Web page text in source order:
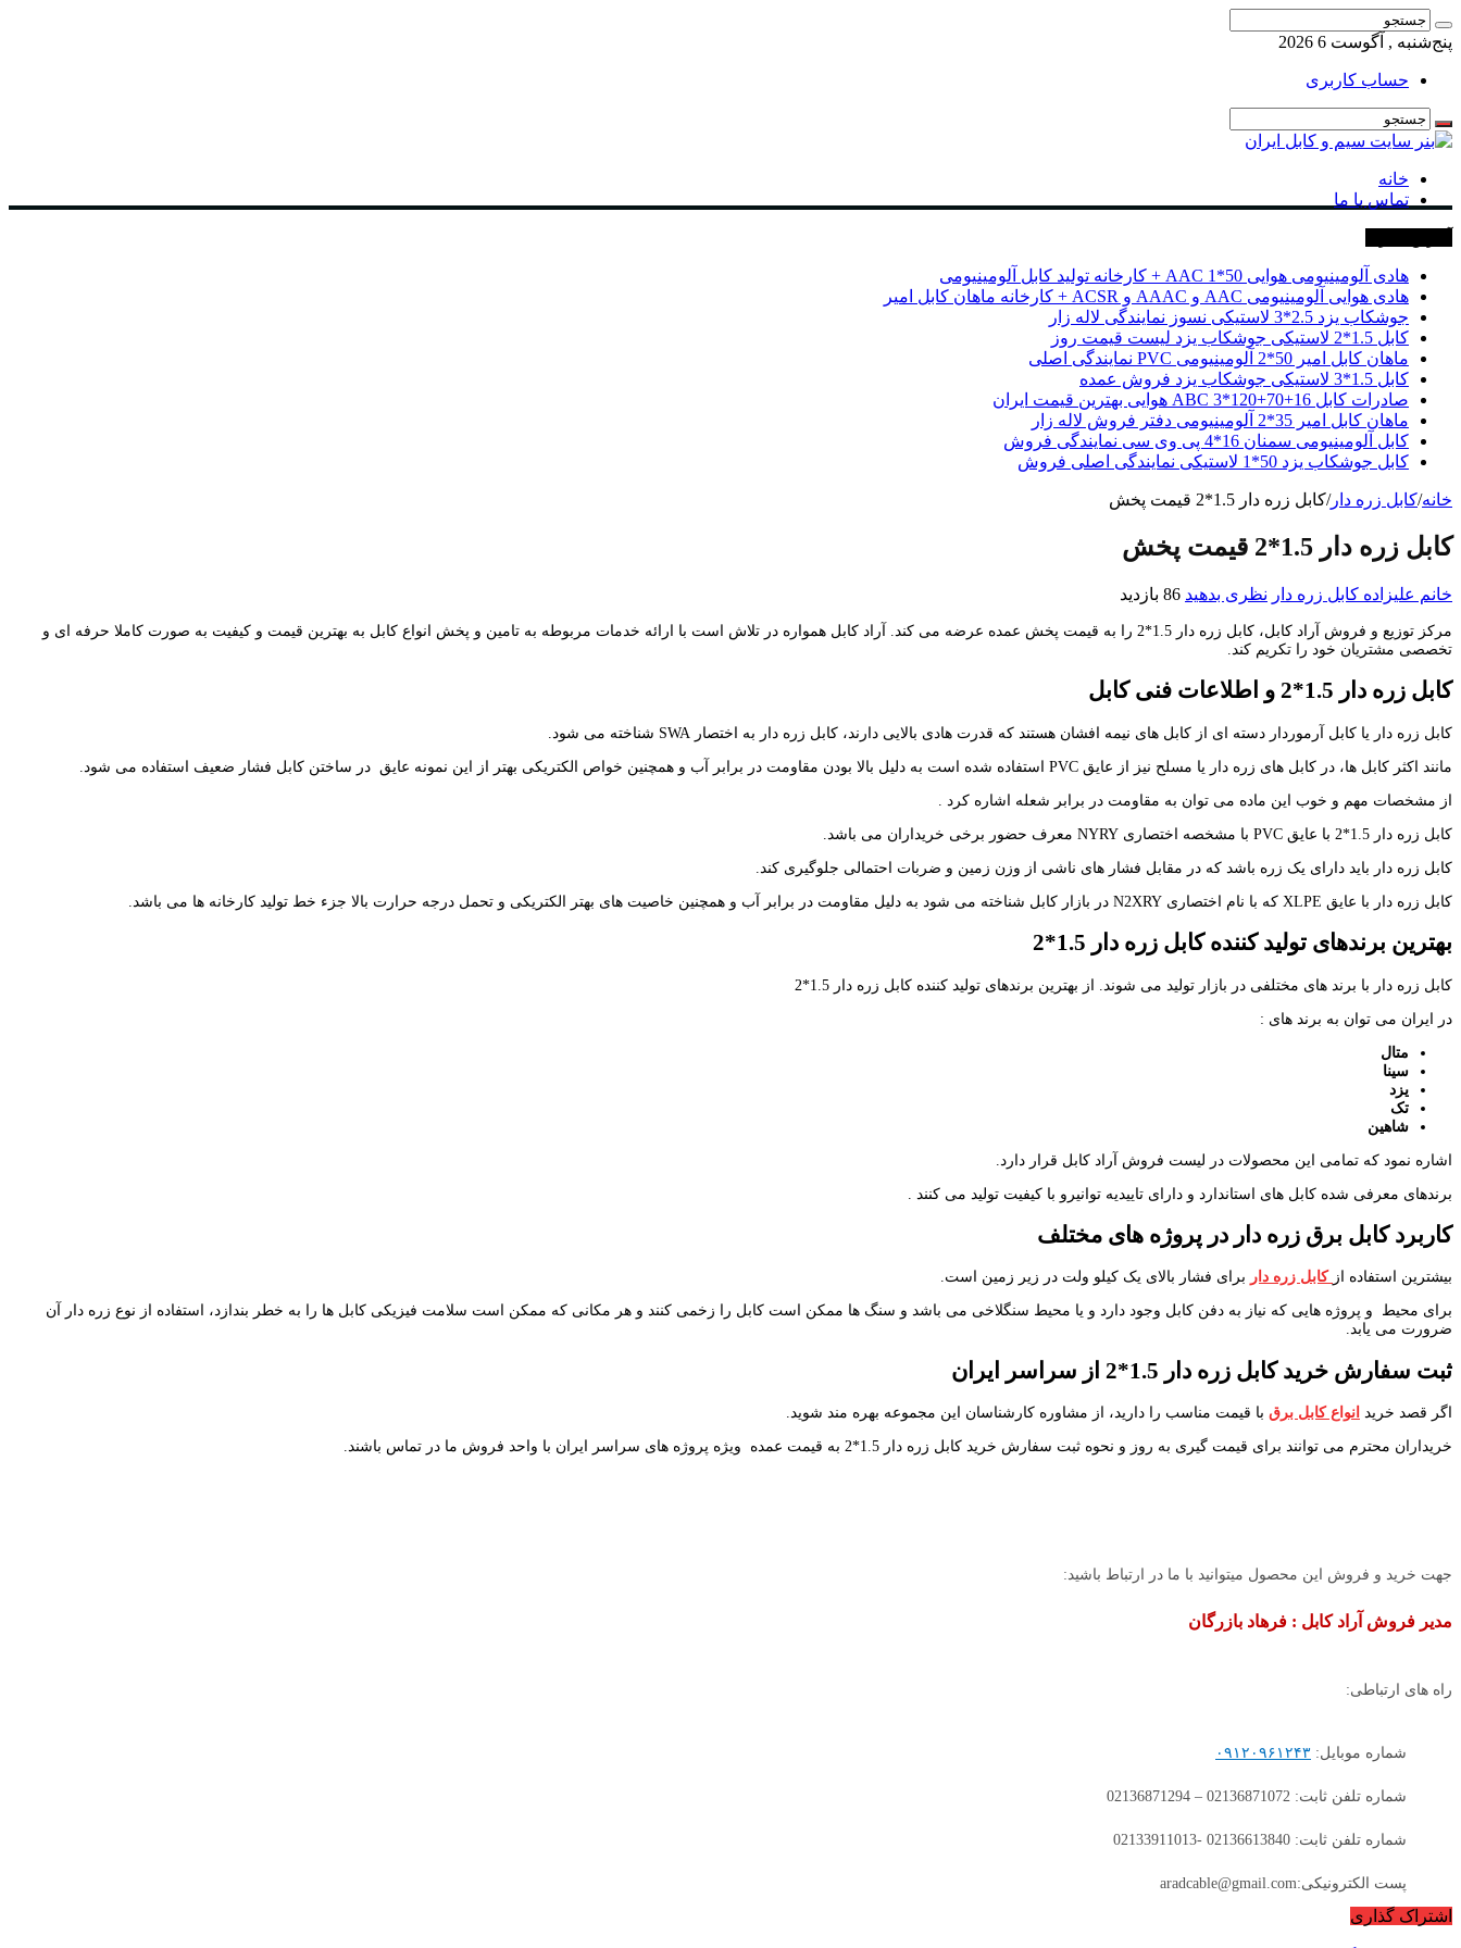
پنج‌شنبه , آگوست 6 2026
حساب کاربری
خانه
تماس با ما
هادی آلومینیومی هوایی 50*1 AAC + کارخانه تولید کابل آلومینیومی
هادی هوایی آلومینیومی AAC و AAAC و ACSR + کارخانه ماهان کابل امیر
جوشکاب یزد 2.5*3 لاستیکی نسوز نمایندگی لاله زار
کابل 1.5*2 لاستیکی جوشکاب یزد لیست قیمت روز
ماهان کابل امیر 50*2 آلومینیومی PVC نمایندگی اصلی
کابل 1.5*3 لاستیکی جوشکاب یزد فروش عمده
صادرات کابل 16+70+120*3 ABC هوایی بهترین قیمت ایران
ماهان کابل امیر 35*2 آلومینیومی دفتر فروش لاله زار
کابل آلومینیومی سمنان 16*4 پی وی سی نمایندگی فروش
کابل جوشکاب یزد 50*1 لاستیکی نمایندگی اصلی فروش
خانه/کابل زره دار/کابل زره دار 1.5*2 قیمت پخش
کابل زره دار 1.5*2 قیمت پخش
خانم علیزاده کابل زره دار نظری بدهید 86 بازدید
مرکز توزیع و فروش آراد کابل، کابل زره دار 1.5*2 را به قیمت پخش عمده عرضه می کند. آراد کابل همواره در تلاش است با ارائه خدمات مربوطه به تامین و پخش انواع کابل به بهترین قیمت و کیفیت به صورت کاملا حرفه ای و
تخصصی مشتریان خود را تکریم کند.
کابل زره دار 1.5*2 و اطلاعات فنی کابل
کابل زره دار یا کابل آرموردار دسته ای از کابل های نیمه افشان هستند که قدرت هادی بالایی دارند، کابل زره دار به اختصار SWA شناخته می شود.
مانند اکثر کابل ها، در کابل های زره دار یا مسلح نیز از عایق PVC استفاده شده است به دلیل بالا بودن مقاومت در برابر آب و همچنین خواص الکتریکی بهتر از این نمونه عایق در ساختن کابل فشار ضعیف استفاده می شود.
از مشخصات مهم و خوب این ماده می توان به مقاومت در برابر شعله اشاره کرد .
کابل زره دار 1.5*2 با عایق PVC با مشخصه اختصاری NYRY معرف حضور برخی خریداران می باشد.
کابل زره دار باید دارای یک زره باشد که در مقابل فشار های ناشی از وزن زمین و ضربات احتمالی جلوگیری کند.
کابل زره دار با عایق XLPE که با نام اختصاری N2XRY در بازار کابل شناخته می شود به دلیل مقاومت در برابر آب و همچنین خاصیت های بهتر الکتریکی و تحمل درجه حرارت بالا جزء خط تولید کارخانه ها می باشد.
بهترین برندهای تولید کننده کابل زره دار 1.5*2
کابل زره دار با برند های مختلفی در بازار تولید می شوند. از بهترین برندهای تولید کننده کابل زره دار 1.5*2
در ایران می توان به برند های :
متال
سینا
یزد
تک
شاهین
اشاره نمود که تمامی این محصولات در لیست فروش آراد کابل قرار دارد.
برندهای معرفی شده کابل های استاندارد و دارای تاییدیه توانیرو با کیفیت تولید می کنند .
کاربرد کابل برق زره دار در پروژه های مختلف
بیشترین استفاده از کابل زره دار برای فشار بالای یک کیلو ولت در زیر زمین است.
برای محیط و پروژه هایی که نیاز به دفن کابل وجود دارد و یا محیط سنگلاخی می باشد و سنگ ها ممکن است کابل را زخمی کنند و هر مکانی که ممکن است سلامت فیزیکی کابل ها را به خطر بندازد، استفاده از نوع زره دار آن
ضرورت می یابد.
ثبت سفارش خرید کابل زره دار 1.5*2 از سراسر ایران
اگر قصد خرید انواع کابل برق با قیمت مناسب را دارید، از مشاوره کارشناسان این مجموعه بهره مند شوید.
خریداران محترم می توانند برای قیمت گیری به روز و نحوه ثبت سفارش خرید کابل زره دار 1.5*2 به قیمت عمده ویژه پروژه های سراسر ایران با واحد فروش ما در تماس باشند.
جهت خرید و فروش این محصول میتوانید با ما در ارتباط باشید:
مدیر فروش آراد کابل : فرهاد بازرگان
راه های ارتباطی:
شماره موبایل: ۰۹۱۲۰۹۶۱۲۴۳
شماره تلفن ثابت: 02136871072 – 02136871294
شماره تلفن ثابت: 02136613840 -02133911013
پست الکترونیکی:aradcable@gmail.com
اشتراک گذاری